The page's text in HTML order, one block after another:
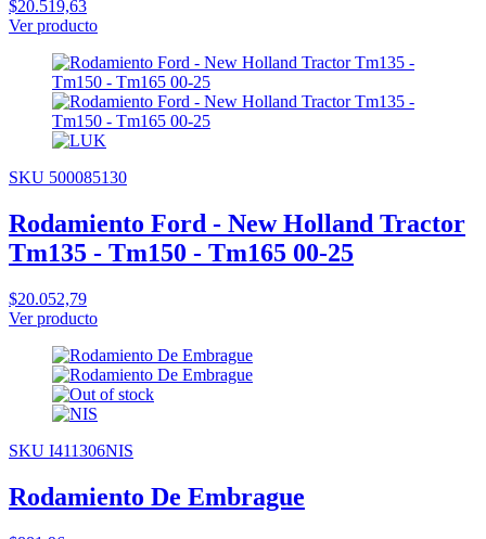
$20.519,63
Ver producto
SKU 500085130
Rodamiento Ford - New Holland Tractor
Tm135 - Tm150 - Tm165 00-25
$20.052,79
Ver producto
SKU I411306NIS
Rodamiento De Embrague